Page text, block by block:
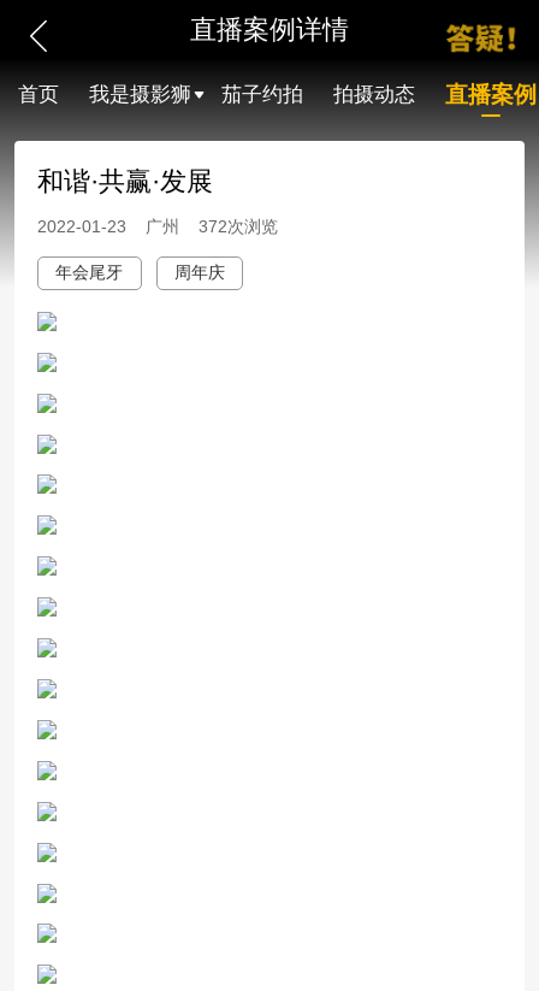
直播案例详情
首页 我是摄影狮 茄子约拍 拍摄动态 直播案例
和谐·共赢·发展
2022-01-23 广州 372次浏览
年会尾牙 周年庆